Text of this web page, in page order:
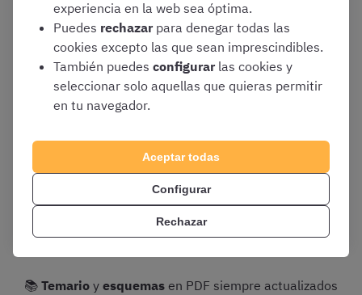
mínima exigida (5 puntos),seréis excluidos/as del
procesoen ese mismo momento.
Solo se permitendos intentos, y el segundo se concede
únicamente si el primero se invalida por error técnico
(como derribar un obstáculo). Si completáis el recorrido
mantieney no hay segundo intento.
¡PRUEBA GRATIS el CURSO OpositaTest de Policía
📚 Temario y esquemas en PDF siempre actualizados
experiencia en la web sea óptima.
Puedes rechazar para denegar todas las
cookies excepto las que sean imprescindibles.
También puedes configurar las cookies y
seleccionar solo aquellas que quieras permitir
en tu navegador.
Aceptar todas
Configurar
Rechazar